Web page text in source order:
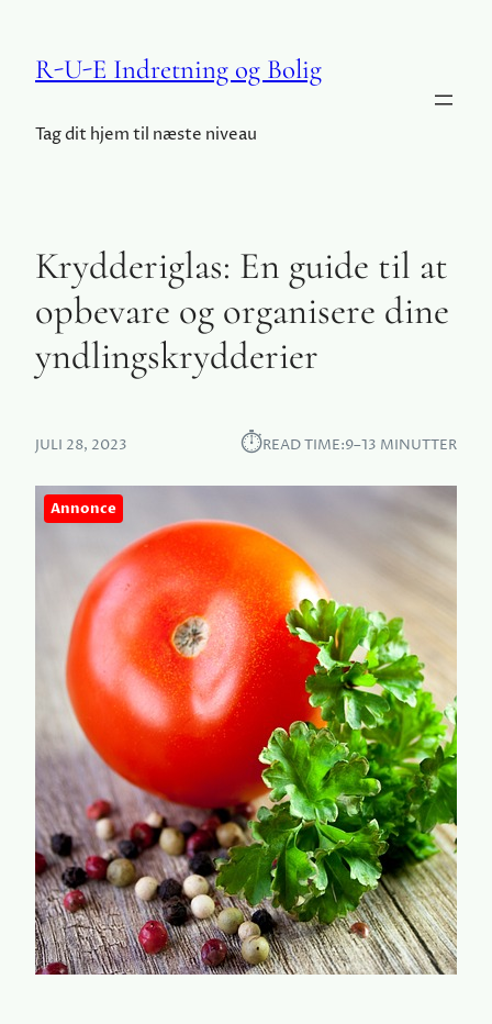
R-U-E Indretning og Bolig
Tag dit hjem til næste niveau
Krydderiglas: En guide til at
opbevare og organisere dine
yndlingskrydderier
JULI 28, 2023 ⏱︎READ TIME:9–13 MINUTTER
Annonce